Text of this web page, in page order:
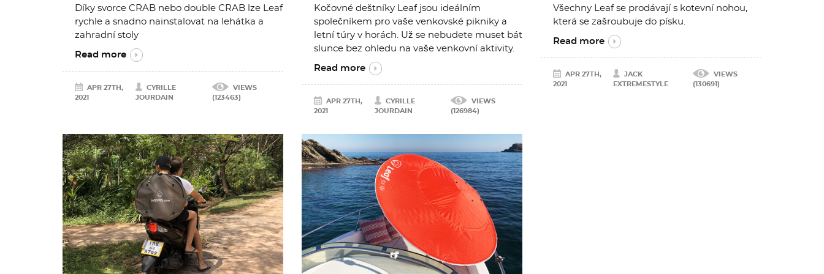
Díky svorce CRAB nebo double CRAB lze Leaf
rychle a snadno nainstalovat na lehátka a
zahradní stoly
Read more
APR 27TH,
2021
CYRILLE
JOURDAIN
VIEWS
(123463)
Kočovné deštníky Leaf jsou ideálním
společníkem pro vaše venkovské pikniky a
letní túry v horách. Už se nebudete muset bát
slunce bez ohledu na vaše venkovní aktivity.
Read more
APR 27TH,
2021
CYRILLE
JOURDAIN
VIEWS
(126984)
Všechny Leaf se prodávají s kotevní nohou,
která se zašroubuje do písku.
Read more
APR 27TH,
2021
JACK
EXTREMESTYLE
VIEWS
(130691)